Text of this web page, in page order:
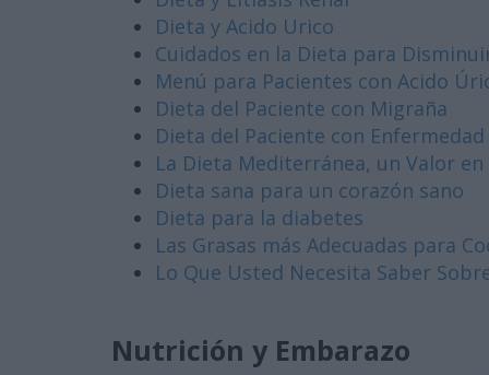
Dieta y Acido Urico
Cuidados en la Dieta para
Menú para Pacientes con Acido
Dieta del Paciente con Migraña
Dieta del Paciente con
La Dieta Mediterránea, un Valor
Dieta sana para un corazón sano
Dieta para la diabetes
Las Grasas más Adecuadas para
Lo Que Usted Necesita Saber
Nutrición y Embarazo